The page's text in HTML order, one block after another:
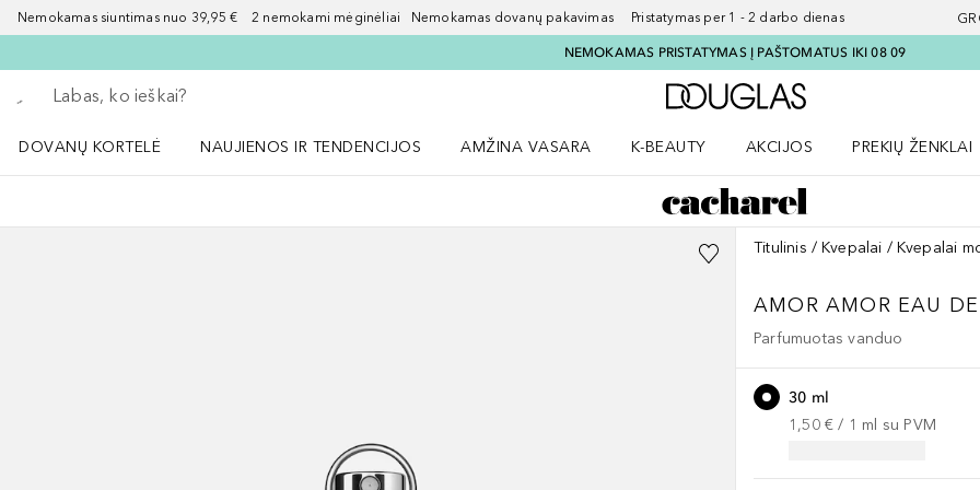
Nemokamas siuntimas nuo 39,95 € 2 nemokami mėginėliai Nemokamas dovanų pakavimas Pristatymas per 1 - 2 darbo dienas
NEMOKAMAS PRISTATYMAS Į PAŠTOMATUS IKI 08 09
Grįžk atgal
Vykdykite paiešką
Į Douglas pagrindinį
DOVANŲ KORTELĖ
NAUJIENOS IR TENDENCIJOS
AMŽINA VASARA
K-BEAUTY
AKCIJOS
PREKIŲ ŽENKLAI
Titulinis Kvepalai Kvepalai
AMOR AMOR EAU
Parfumuotas vanduo
30 ml
1,50 € / 1 ml su PVM